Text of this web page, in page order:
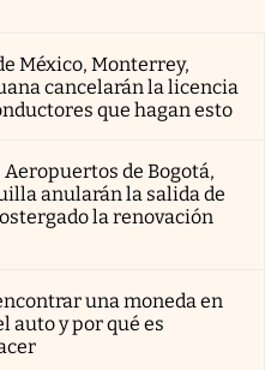
México, Monterrey,
cancelarán la licencia
que hagan esto
de Bogotá,
anularán la salida de
la renovación
una moneda en
auto y por qué es